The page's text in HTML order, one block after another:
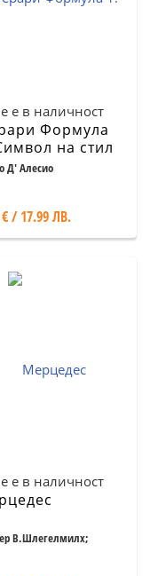
е в наличност
Формула
на стил
Д' Алесио
/ 17.99 ЛВ.
е в наличност
В.Шлегелмилх;